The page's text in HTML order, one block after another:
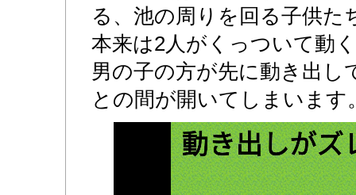
る、池の周りを回る子供た
本来は2人がくっついて動
男の子の方が先に動き出し
との間が開いてしまいます